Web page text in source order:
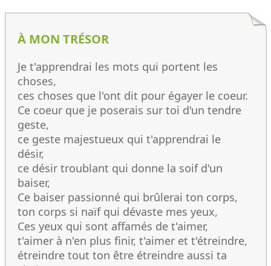
À MON TRÉSOR
Je t'apprendrai les mots qui portent les
choses,
ces choses que l'ont dit pour égayer le coeur.
Ce coeur que je poserais sur toi d'un tendre
geste,
ce geste majestueux qui t'apprendrai le
désir,
ce désir troublant qui donne la soif d'un
baiser,
Ce baiser passionné qui brûlerai ton corps,
ton corps si naïf qui dévaste mes yeux,
Ces yeux qui sont affamés de t'aimer,
t'aimer à n'en plus finir, t'aimer et t'étreindre,
étreindre tout ton être étreindre aussi ta